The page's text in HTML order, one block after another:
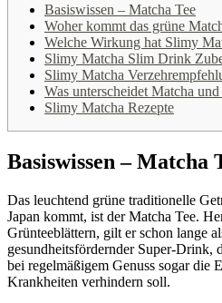
Basiswissen – Matcha Tee
Woher kommt das grüne
Welche Wirkung hat Slimy
Slimy Matcha Slim Drink
Slimy Matcha
Was unterscheidet Matcha
Slimy Matcha Rezepte
Basiswissen – Matcha
Das leuchtend grüne traditionelle
Japan kommt, ist der Matcha Tee.
Grünteeblättern, gilt er schon lange
gesundheitsfördernder Super-Drink,
bei regelmäßigem Genuss sogar die
Krankheiten verhindern soll.